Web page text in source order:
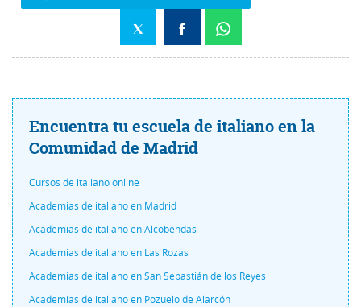
Encuentra tu escuela de italiano en la
Comunidad de Madrid
Cursos de italiano online
Academias de italiano en Madrid
Academias de italiano en Alcobendas
Academias de italiano en Las Rozas
Academias de italiano en San Sebastián de los Reyes
Academias de italiano en Pozuelo de Alarcón